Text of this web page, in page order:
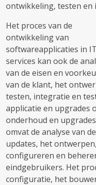
ontwikkeling, testen en
Het proces van de
ontwikkeling van
softwareapplicaties in
services kan ook de
van de eisen en
van de klant, het
testen, integratie en
applicatie en upgrades
onderhoud en
omvat de analyse van
updates, het
configureren en
eindgebruikers. Het
configuratie, het